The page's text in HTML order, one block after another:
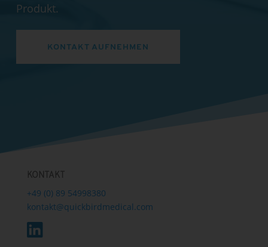
Produkt.
KONTAKT AUFNEHMEN
KONTAKT
+49 (0) 89 54998380
kontakt@quickbirdmedical.com